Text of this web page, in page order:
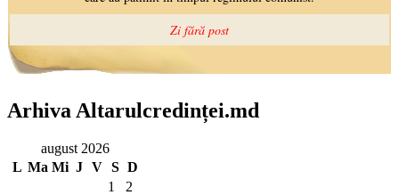
Arhiva Altarulcredinței.md
august 2026
L Ma Mi J V S D
1
2